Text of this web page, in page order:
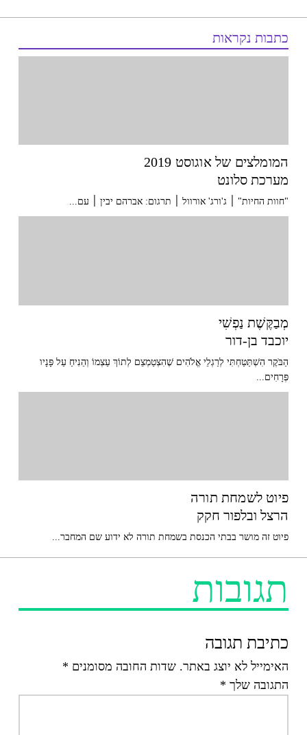
תגובות
כתיבת תגובה
האימייל לא יוצג באתר. שדות החובה מסומנים *
התגובה שלך *
כתבות נקראות
המומלצים של אוגוסט 2019
מערכת סלונט
"חוות החיות" ׀ ג'ורג' אורוול ׀ תרגום: אברהם יבין ׀ עם...
מְבַקֶּשֶׁת נַפְשִׁי
יוכבד בן-דור
הַבֹּקֶר הִשְׁתַּטַּחְתִּי לְרַגְלֵי אֱלֹהִים שֶׁהִצְטַמְצֵם לְתוֹךְ עַצְמוֹ וְהֵנִיחַ עַל פָּנָיו
פְּרָחִים...
פיוט לשמחת תורה
הרצל ובלפור חקק
פיוט זה מושר בבתי הכנסת בשמחת תורה לא ידוע שם המחבר...